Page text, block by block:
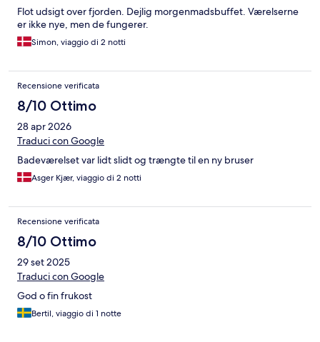
Flot udsigt over fjorden. Dejlig morgenmadsbuffet. Værelserne
er ikke nye, men de fungerer.
Simon, viaggio di 2 notti
Recensione verificata
8/10 Ottimo
28 apr 2026
Traduci con Google
Badeværelset var lidt slidt og trængte til en ny bruser
Asger Kjær, viaggio di 2 notti
Recensione verificata
8/10 Ottimo
29 set 2025
Traduci con Google
God o fin frukost
Bertil, viaggio di 1 notte